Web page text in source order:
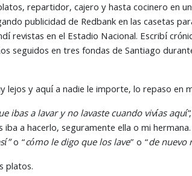
repartidor, cajero y hasta cocinero en
publicidad de Redbank en las casetas
revistas en el Estadio Nacional. Escribí
seguidos en tres fondas de Santiago
lejos y aquí a nadie le importe, lo repaso en
ibas a lavar y no lavaste cuando vivías aquí
a hacerlo, seguramente ella o mi
o “cómo le digo que los lave” o “de nuevo
platos.